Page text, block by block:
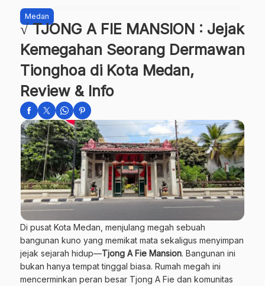
Medan
√ TJONG A FIE MANSION : Jejak
Kemegahan Seorang Dermawan
Tionghoa di Kota Medan,
Review & Info
Di pusat Kota Medan, menjulang megah sebuah
bangunan kuno yang memikat mata sekaligus menyimpan
jejak sejarah hidup—Tjong A Fie Mansion. Bangunan ini
bukan hanya tempat tinggal biasa. Rumah megah ini
mencerminkan peran besar Tjong A Fie dan komunitas